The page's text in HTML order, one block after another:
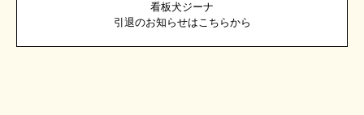
看板犬ジーナ
引退のお知らせはこちらから